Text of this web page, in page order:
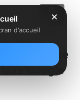
Numérique
Google
✕
d'accueil